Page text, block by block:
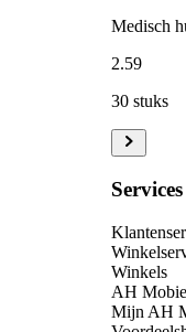
Medisch
2.59
30 stuks
Services
Winkels
AH
Mijn AH